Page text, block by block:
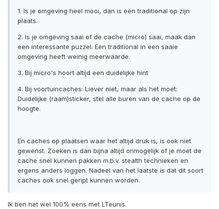
1. Is je omgeving heel mooi, dan is een traditional op zijn
plaats.
2. Is je omgeving saai of de cache (micro) saai, maak dan
een interessante puzzel. Een traditional in een saaie
omgeving heeft weinig meerwaarde.
3. Bij micro's hoort altijd een duidelijke hint
4. Bij voortuincaches: Liever niet, maar als het moet:
Duidelijke (raam)sticker, stel alle buren van de cache op de
hoogte.
En caches op plaatsen waar het altijd druk is, is ook niet
gewenst. Zoeken is dan bijna altijd onmogelijk of je moet de
cache snel kunnen pakken m.b.v. stealth technieken en
ergens anders loggen. Nadeel van het laatste is dat dit soort
caches ook snel geript kunnen worden.
Ik ben het wel 100% eens met LTeunis.